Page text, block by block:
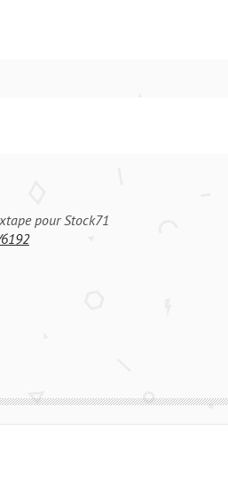
pour Stock71